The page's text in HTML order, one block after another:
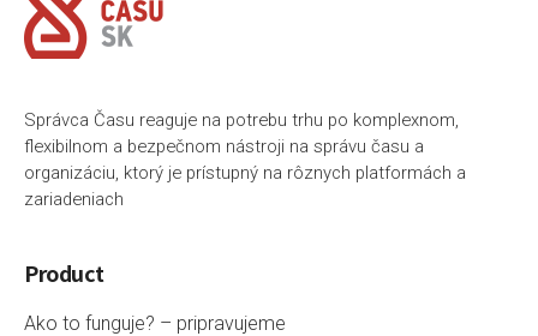
Správca Času reaguje na potrebu trhu po komplexnom,
flexibilnom a bezpečnom nástroji na správu času a
organizáciu, ktorý je prístupný na rôznych platformách a
zariadeniach
Product
Ako to funguje? – pripravujeme